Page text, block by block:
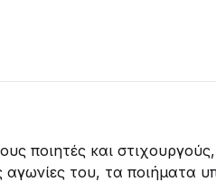
ποιητές και στιχουργούς,
αγωνίες του, τα ποιήματα